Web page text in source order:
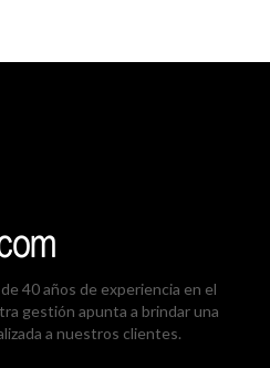
40 años de experiencia en el
gestión apunta a brindar una
a nuestros clientes.